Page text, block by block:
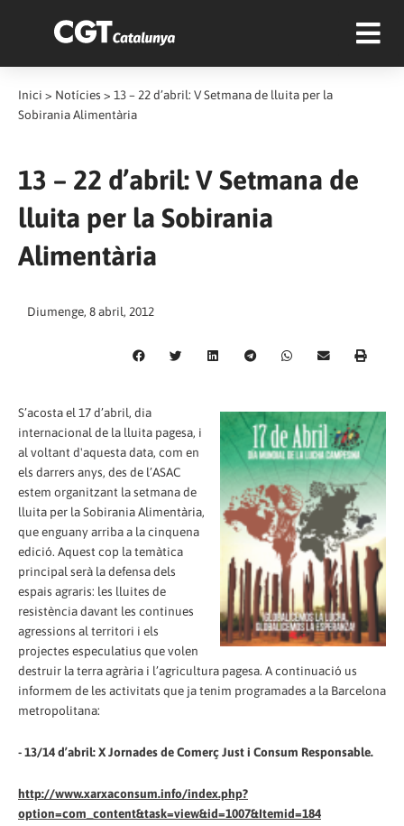
Inici > Notícies > 13 – 22 d’abril: V Setmana de lluita per la
Sobirania Alimentària
13 – 22 d’abril: V Setmana de
lluita per la Sobirania
Alimentària
Diumenge, 8 abril, 2012
S’acosta el 17 d’abril, dia
internacional de la lluita pagesa, i
al voltant d'aquesta data, com en
els darrers anys, des de l’ASAC
estem organitzant la setmana de
lluita per la Sobirania Alimentària,
que enguany arriba a la cinquena
edició. Aquest cop la temàtica
principal serà la defensa dels
espais agraris: les lluites de
resistència davant les continues
agressions al territori i els
projectes especulatius que volen
destruir la terra agrària i l’agricultura pagesa. A continuació us
informem de les activitats que ja tenim programades a la Barcelona
metropolitana:
- 13/14 d’abril: X Jornades de Comerç Just i Consum Responsable.
http://www.xarxaconsum.info/index.php?
option=com_content&task=view&id=1007&Itemid=184